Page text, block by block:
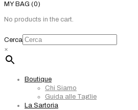
MY BAG (0)
No products in the cart.
Cerca
×
Boutique
Chi Siamo
Guida alle Taglie
La Sartoria